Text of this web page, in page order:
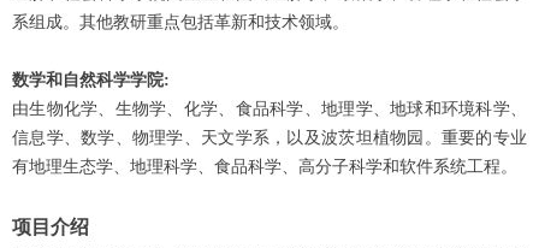
系组成。其他教研重点包括革新和技术领域。
数学和自然科学学院:
由生物化学、生物学、化学、食品科学、地理学、地球和环境科学、
信息学、数学、物理学、天文学系，以及波茨坦植物园。重要的专业
有地理生态学、地理科学、食品科学、高分子科学和软件系统工程。
项目介绍